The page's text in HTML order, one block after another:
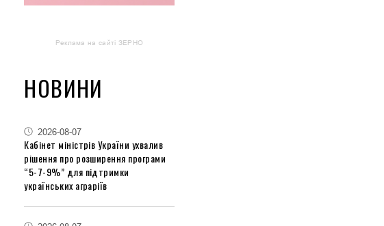
Реклама на сайті ЗЕРНО
НОВИНИ
2026-08-07
Кабінет міністрів України ухвалив
рішення про розширення програми
“5-7-9%” для підтримки
українських аграріїв